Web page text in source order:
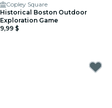
Copley Square
Historical Boston Outdoor
Exploration Game
9,99 $